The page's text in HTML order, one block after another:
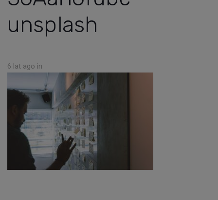
unsplash
6 lat ago in